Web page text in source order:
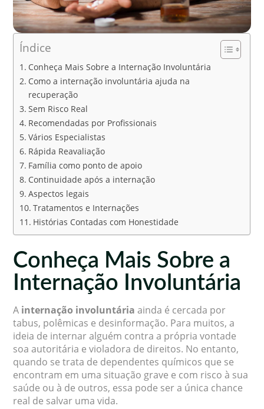
Índice
Conheça Mais Sobre a Internação Involuntária
Como a internação involuntária ajuda na
recuperação
Sem Risco Real
Recomendadas por Profissionais
Vários Especialistas
Rápida Reavaliação
Família como ponto de apoio
Continuidade após a internação
Aspectos legais
Tratamentos e Internações
Histórias Contadas com Honestidade
Conheça Mais Sobre a
Internação Involuntária
A internação involuntária ainda é cercada por
tabus, polêmicas e desinformação. Para muitos, a
ideia de internar alguém contra a própria vontade
soa autoritária e violadora de direitos. No entanto,
quando se trata de dependentes químicos que se
encontram em uma situação grave e com risco à sua
saúde ou à de outros, essa pode ser a única chance
real de salvar uma vida.